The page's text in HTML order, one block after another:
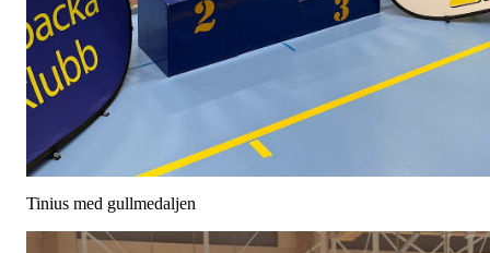
Tinius med gullmedaljen